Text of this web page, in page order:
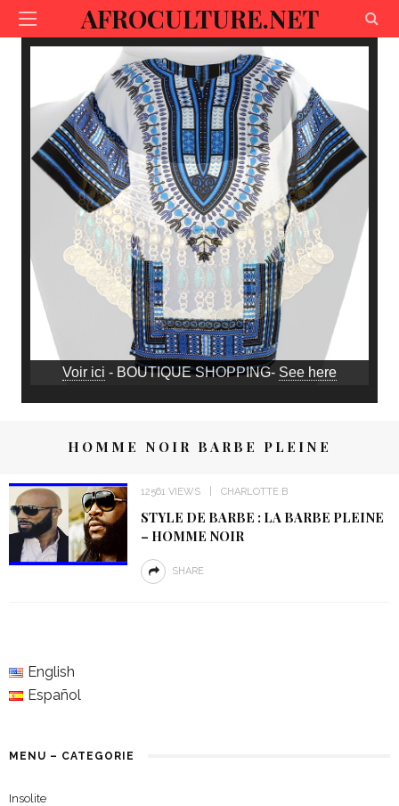
AFROCULTURE.NET
Voir ici - BOUTIQUE SHOPPING- See here
HOMME NOIR BARBE PLEINE
12561 VIEWS CHARLOTTE B
STYLE DE BARBE : LA BARBE PLEINE
– HOMME NOIR
SHARE
English
Español
MENU – CATEGORIE
Insolite